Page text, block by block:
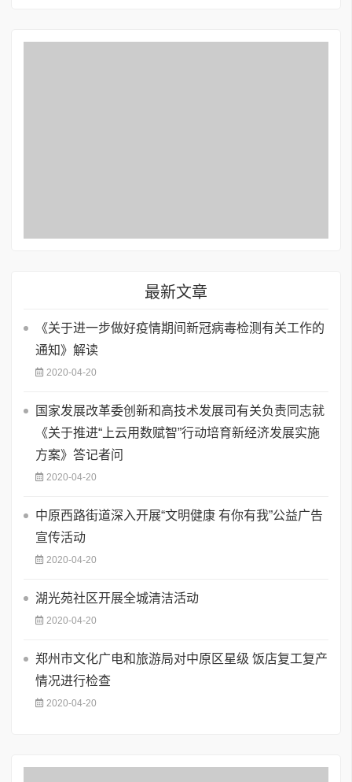
最新文章
《关于进一步做好疫情期间新冠病毒检测有关工作的
通知》解读
2020-04-20
国家发展改革委创新和高技术发展司有关负责同志就
《关于推进“上云用数赋智”行动培育新经济发展实施
方案》答记者问
2020-04-20
中原西路街道深入开展“文明健康 有你有我”公益广告
宣传活动
2020-04-20
湖光苑社区开展全城清洁活动
2020-04-20
郑州市文化广电和旅游局对中原区星级 饭店复工复产
情况进行检查
2020-04-20